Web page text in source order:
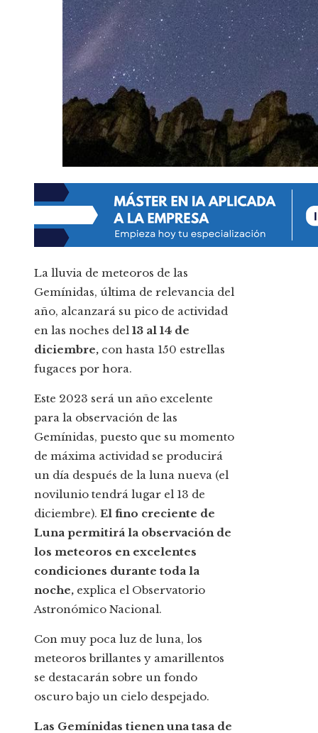
La lluvia de meteoros de las
Gemínidas, última de relevancia del
año, alcanzará su pico de actividad
en las noches del 13 al 14 de
diciembre, con hasta 150 estrellas
fugaces por hora.
Este 2023 será un año excelente
para la observación de las
Gemínidas, puesto que su momento
de máxima actividad se producirá
un día después de la luna nueva (el
novilunio tendrá lugar el 13 de
diciembre). El fino creciente de
Luna permitirá la observación de
los meteoros en excelentes
condiciones durante toda la
noche, explica el Observatorio
Astronómico Nacional.
Con muy poca luz de luna, los
meteoros brillantes y amarillentos
se destacarán sobre un fondo
oscuro bajo un cielo despejado.
Las Gemínidas tienen una tasa de